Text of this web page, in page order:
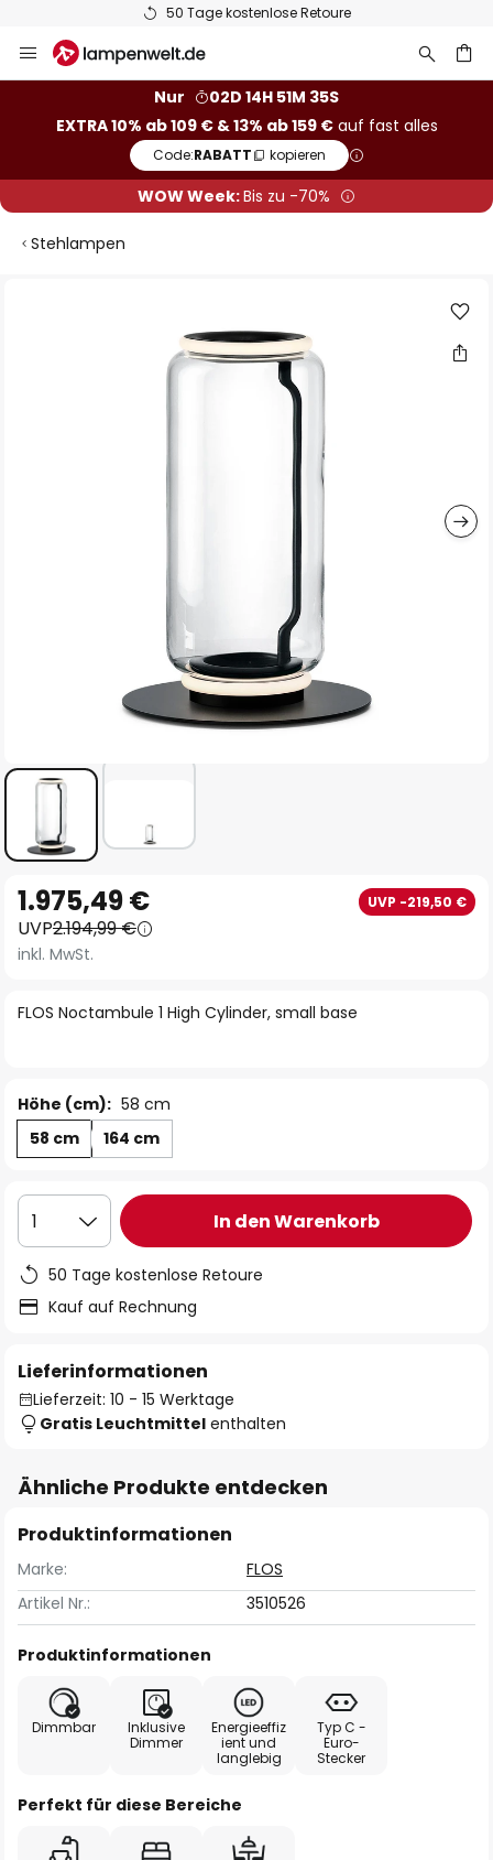
50 Tage kostenlose Retoure
Inhalt
Nur
02D 14H 51M 35S
EXTRA 10% ab 109 € & 13% ab 159 €auf fast alles
Code:RABATT kopieren
WOW Week:Bis zu -70%
Stehlampen
Anfang
der
Bildgalerie
FLOS Noctambule 1 High Cylinder, small base
1.975,49 € UVP -219,50 €
UVP2.194,99 €
inkl. MwSt.
Höhe (cm): 58 cm
58 cm
164 cm
1 In den Warenkorb
50 Tage kostenlose Retoure
Kauf auf Rechnung
Lieferinformationen
Lieferzeit: 10 - 15 Werktage
Gratis Leuchtmittel enthalten
Ähnliche Produkte entdecken
Produktinformationen
Marke:
FLOS
Artikel Nr.:
3510526
Produktinformationen
Dimmbar
Inklusive
Dimmer
Energieeffiz
ient und
langlebig
Typ C -
Euro-
Stecker
Perfekt für diese Bereiche